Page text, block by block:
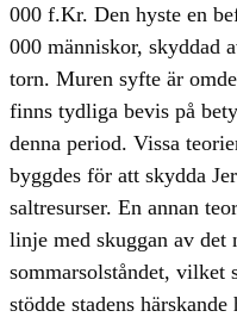
000 f.Kr. Den hyste en
000 människor, skyddad
torn. Muren syfte är
finns tydliga bevis på
denna period. Vissa
byggdes för att skydda
saltresurser. En annan
linje med skuggan av det
sommarsolståndet, vilket
stödde stadens